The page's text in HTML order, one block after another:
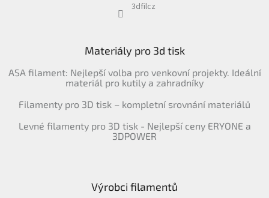
3dfilcz
Materiály pro 3d tisk
ASA filament: Nejlepší volba pro venkovní projekty. Ideální
materiál pro kutily a zahradníky
Filamenty pro 3D tisk – kompletní srovnání materiálů
Levné filamenty pro 3D tisk - Nejlepší ceny ERYONE a
3DPOWER
Výrobci filamentů